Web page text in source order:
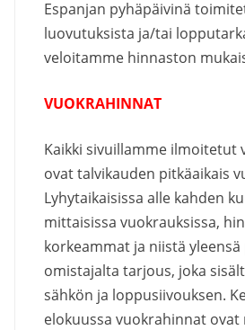
Espanjan pyhäpäivinä
luovutuksista ja/tai
veloitamme hinnaston
VUOKRAHINNAT
Kaikki sivuillamme ilmoitetut
ovat talvikauden pitkäaikais
Lyhytaikaisissa alle kahden
mittaisissa vuokrauksissa,
korkeammat ja niistä yleensä
omistajalta tarjous, joka
sähkön ja loppusiivouksen.
elokuussa vuokrahinnat ovat